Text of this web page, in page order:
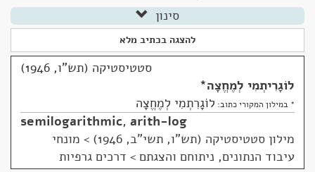
סינון
להצגה בכתיב מלא
סטטיסטיקה (תש"ו, 1946)
לוֹגָרִיתְמִי לְמֶחֱצָה*
* במילון המקורי כתוב: לוֹגָרִתְמִי לְמֶחֱצָה
semilogarithmic, arith-log
מילון סטטיסטיקה (תש"ו, תשי"ב, 1946)
> מונחי
עיבוד הנתונים, ניתוחם והצגתם > דרכים גרפיות